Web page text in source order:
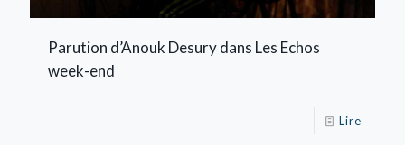
Parution d’Anouk Desury dans Les Echos
week-end
Lire